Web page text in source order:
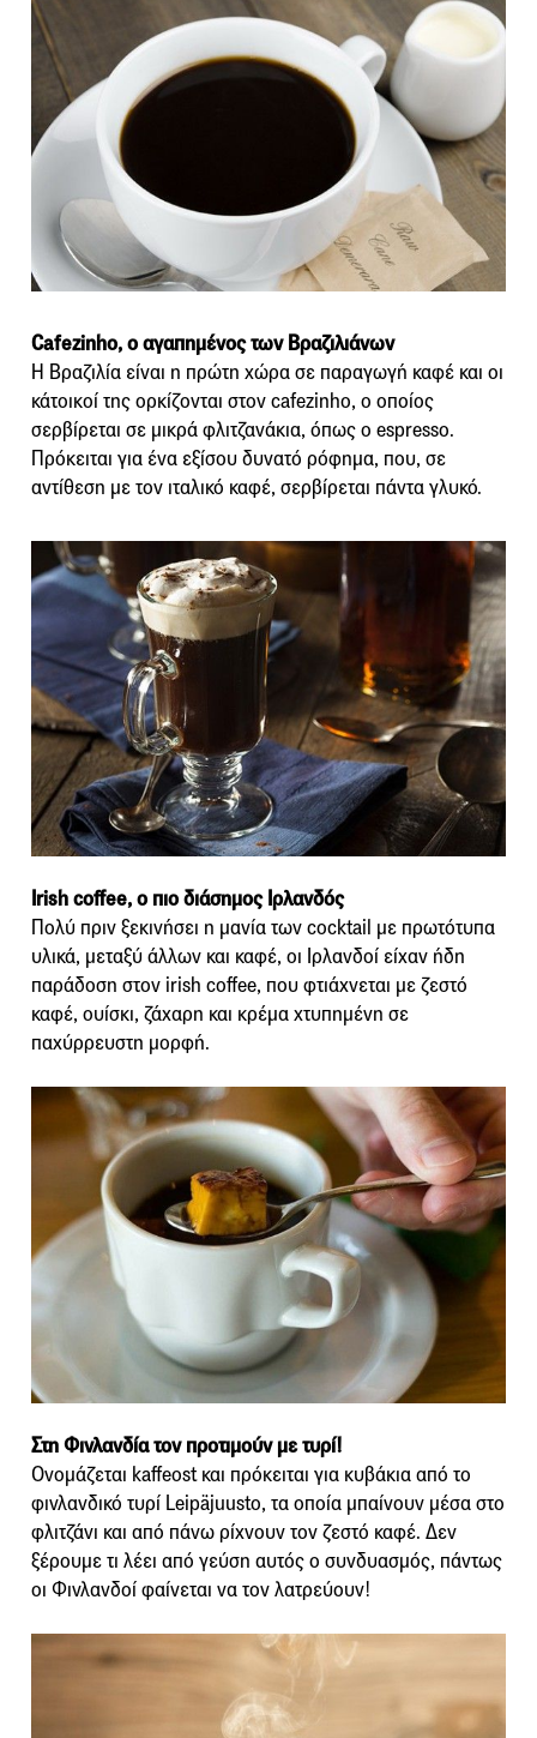
Cafezinho, ο αγαπημένος των Βραζιλιάνων
Η Βραζιλία είναι η πρώτη χώρα σε παραγωγή καφέ και οι
κάτοικοί της ορκίζονται στον cafezinho, ο οποίος
σερβίρεται σε μικρά φλιτζανάκια, όπως ο espresso.
Πρόκειται για ένα εξίσου δυνατό ρόφημα, που, σε
αντίθεση με τον ιταλικό καφέ, σερβίρεται πάντα γλυκό.
Irish coffee, ο πιο διάσημος Ιρλανδός
Πολύ πριν ξεκινήσει η μανία των cocktail με πρωτότυπα
υλικά, μεταξύ άλλων και καφέ, οι Ιρλανδοί είχαν ήδη
παράδοση στον irish coffee, που φτιάχνεται με ζεστό
καφέ, ουίσκι, ζάχαρη και κρέμα χτυπημένη σε
παχύρρευστη μορφή.
Στη Φινλανδία τον προτιμούν με τυρί!
Ονομάζεται kaffeost και πρόκειται για κυβάκια από το
φινλανδικό τυρί Leipäjuusto, τα οποία μπαίνουν μέσα στο
φλιτζάνι και από πάνω ρίχνουν τον ζεστό καφέ. Δεν
ξέρουμε τι λέει από γεύση αυτός ο συνδυασμός, πάντως
οι Φινλανδοί φαίνεται να τον λατρεύουν!